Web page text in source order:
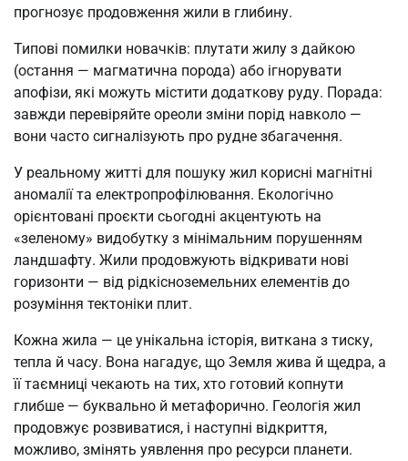
прогнозує продовження жили в глибину.
Типові помилки новачків: плутати жилу з дайкою
(остання — магматична порода) або ігнорувати
апофізи, які можуть містити додаткову руду. Порада:
завжди перевіряйте ореоли зміни порід навколо —
вони часто сигналізують про рудне збагачення.
У реальному житті для пошуку жил корисні магнітні
аномалії та електропрофілювання. Екологічно
орієнтовані проєкти сьогодні акцентують на
«зеленому» видобутку з мінімальним порушенням
ландшафту. Жили продовжують відкривати нові
горизонти — від рідкісноземельних елементів до
розуміння тектоніки плит.
Кожна жила — це унікальна історія, виткана з тиску,
тепла й часу. Вона нагадує, що Земля жива й щедра, а
її таємниці чекають на тих, хто готовий копнути
глибше — буквально й метафорично. Геологія жил
продовжує розвиватися, і наступні відкриття,
можливо, змінять уявлення про ресурси планети.